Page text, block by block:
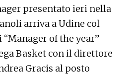
presentato ieri nella
arriva a Udine col
of the year”
Basket con il direttore
Gracis al posto